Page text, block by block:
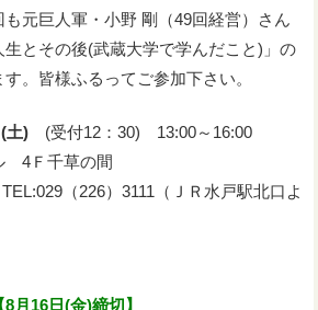
元巨人軍・小野 剛（49回経営）さん
生とその後(武蔵大学で学んだこと)」の
。皆様ふるってご参加下さい。
土) (受付12：30) 13:00～16:00
4Ｆ千草の間
（226）3111（ＪＲ水戸駅北口よ
月16日(金)締切】